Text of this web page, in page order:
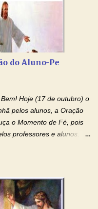
Santíssima. Adriana-
Padre Marcelo
ouvir o Momento de Fé)
de Seu Nome, peço
para trás através das
da minha árvore
purificador e vivificante,
do Aluno-Pe
Hoje (17 de outubro) o
pelos alunos, a Oração
o Momento de Fé, pois
professores e alunos.
o dia da prova. Confie no
de Nossa Senhora.
Maria! Adriana-Devoção e